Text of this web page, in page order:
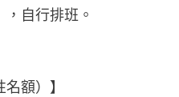
自行排班。
額）】